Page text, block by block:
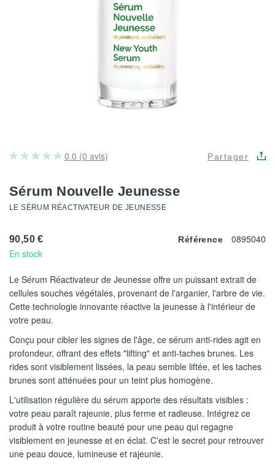
0.0 (0 avis) Partager
Sérum Nouvelle Jeunesse
LE SÉRUM RÉACTIVATEUR DE JEUNESSE
90,50 €
En stock
Référence 0895040
Le Sérum Réactivateur de Jeunesse offre un puissant extrait de
cellules souches végétales, provenant de l'arganier, l'arbre de vie.
Cette technologie innovante réactive la jeunesse à l'intérieur de
votre peau.
Conçu pour cibler les signes de l'âge, ce sérum anti-rides agit en
profondeur, offrant des effets "lifting" et anti-taches brunes. Les
rides sont visiblement lissées, la peau semble liftée, et les taches
brunes sont atténuées pour un teint plus homogène.
L'utilisation régulière du sérum apporte des résultats visibles :
votre peau paraît rajeunie, plus ferme et radieuse. Intégrez ce
produit à votre routine beauté pour une peau qui regagne
visiblement en jeunesse et en éclat. C'est le secret pour retrouver
une peau douce, lumineuse et rajeunie.